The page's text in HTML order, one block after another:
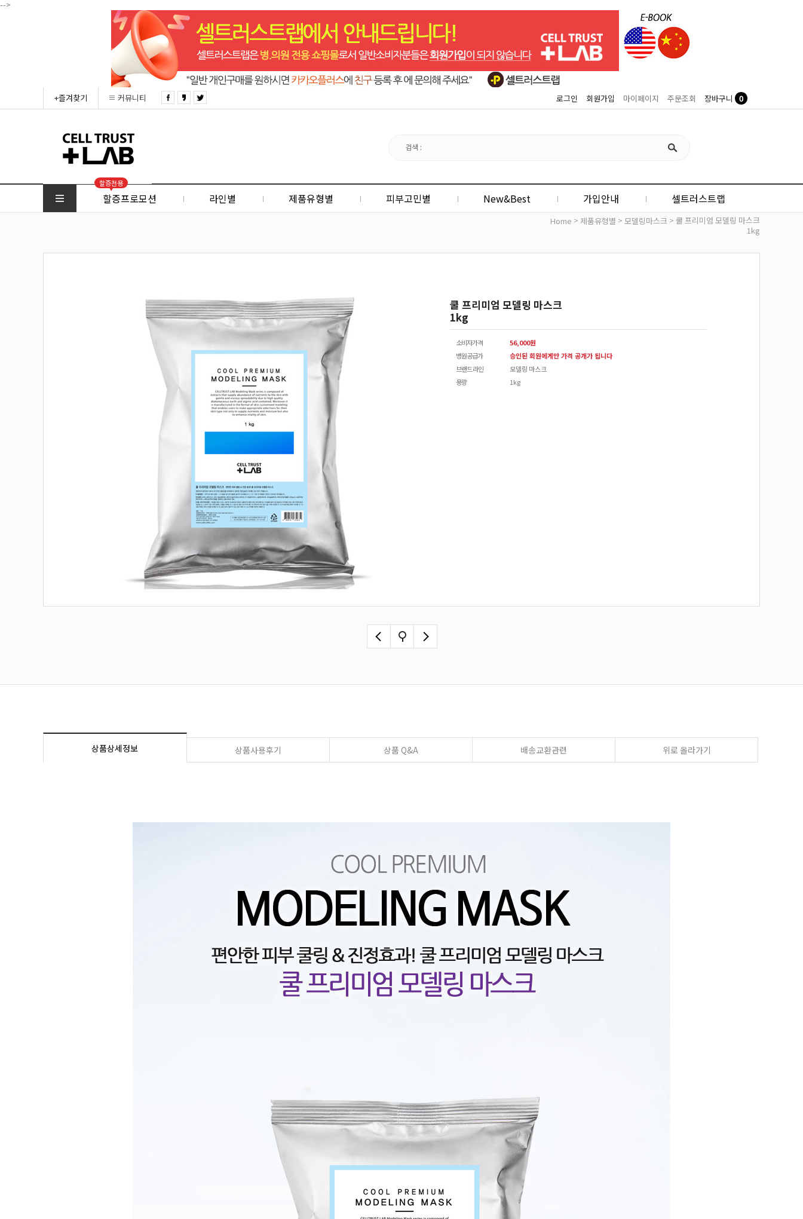
-->
+즐겨찾기 커뮤니티 로그인 회원가입 마이페이지 주문조회 장바구니 0
할증전용
할증프로모션 라인별 제품유형별 피부고민별 New&Best 가입안내 셀트러스트랩
Home > 제품유형별 > 모델링마스크 > 쿨 프리미엄 모델링 마스크
1kg
쿨 프리미엄 모델링 마스크
1kg
소비자가격
56,000원
병원공급가
승인된 회원에게만 가격 공개가 됩니다
브랜드 라인
모델링 마스크
용량
1kg
상품상세정보 상품사용후기 상품 Q&A 배송교환관련 위로 올라가기